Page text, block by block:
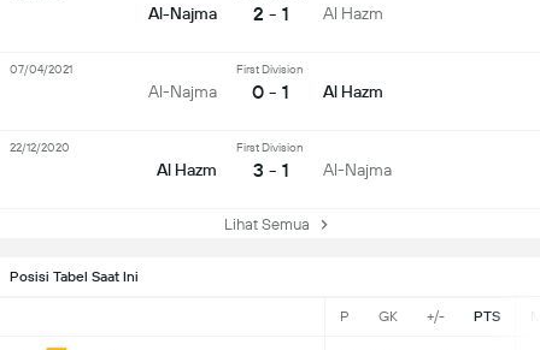
Posisi Tabel Saat Ini
P GK +/- PTS
Al-Najma 2 - 1 Al Hazm
Al-Najma
First Division
0 - 1 Al Hazm
07/04/2021
Al Hazm
First Division
3 - 1 Al-Najma
22/12/2020
Lihat Semua